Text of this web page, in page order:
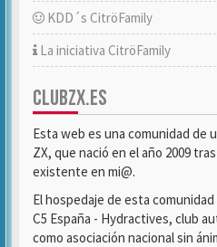
KDD´s CitröFamily
La iniciativa CitröFamily
CLUBZX.ES
Esta web es una comunidad de
ZX, que nació en el año 2009
existente en mi@.
El hospedaje de esta
C5 España - Hydractives, club
como asociación nacional sin